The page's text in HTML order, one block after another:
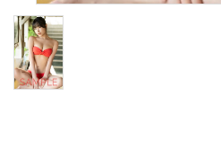
ロト・ナンバーズ書籍・グッズ
ご利用ガイド